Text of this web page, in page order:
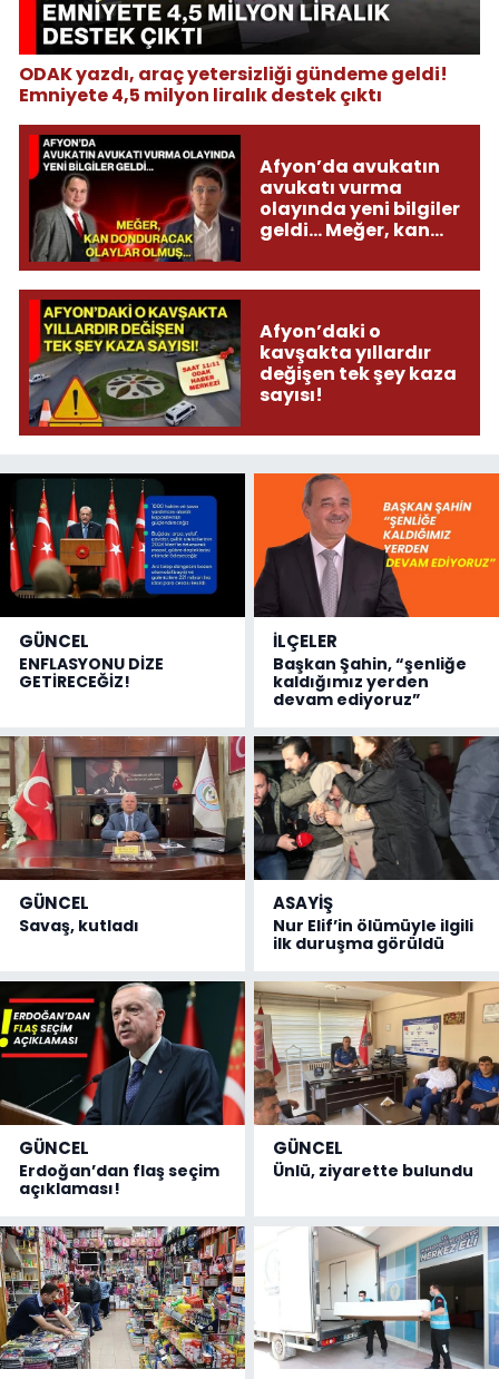
ODAK yazdı, araç yetersizliği gündeme geldi!
Emniyete 4,5 milyon liralık destek çıktı
Afyon’da avukatın
avukatı vurma
olayında yeni bilgiler
geldi... Meğer, kan
olmuş...
Afyon’daki o
kavşakta yıllardır
değişen tek şey kaza
sayısı!
GÜNCEL
ENFLASYONU DİZE
GETİRECEĞİZ!
İLÇELER
Başkan Şahin, “şenliğe
kaldığımız yerden
devam ediyoruz”
GÜNCEL
Savaş, kutladı
ASAYİŞ
Nur Elif’in ölümüyle ilgili
ilk duruşma görüldü
GÜNCEL
Erdoğan’dan flaş seçim
açıklaması!
GÜNCEL
Ünlü, ziyarette bulundu